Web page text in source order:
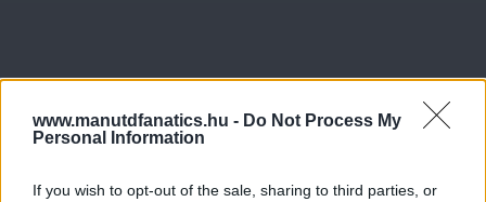
www.manutdfanatics.hu - Do Not Process My
Personal Information
If you wish to opt-out of the sale, sharing to third parties, or